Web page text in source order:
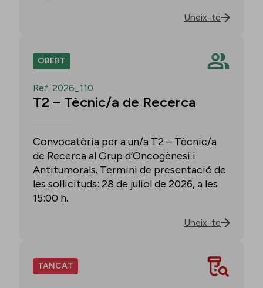
Uneix-te
OBERT
Ref. 2026_110
T2 – Tècnic/a de Recerca
Convocatòria per a un/a T2 – Tècnic/a
de Recerca al Grup d’Oncogènesi i
Antitumorals. Termini de presentació de
les sol·licituds: 28 de juliol de 2026, a les
15:00 h.
Uneix-te
TANCAT